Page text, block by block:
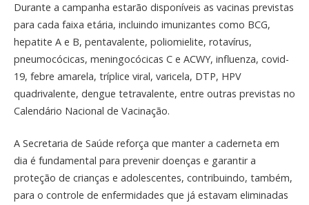
Durante a campanha estarão disponíveis as vacinas previstas
para cada faixa etária, incluindo imunizantes como BCG,
hepatite A e B, pentavalente, poliomielite, rotavírus,
pneumocócicas, meningocócicas C e ACWY, influenza, covid-
19, febre amarela, tríplice viral, varicela, DTP, HPV
quadrivalente, dengue tetravalente, entre outras previstas no
Calendário Nacional de Vacinação.
A Secretaria de Saúde reforça que manter a caderneta em
dia é fundamental para prevenir doenças e garantir a
proteção de crianças e adolescentes, contribuindo, também,
para o controle de enfermidades que já estavam eliminadas